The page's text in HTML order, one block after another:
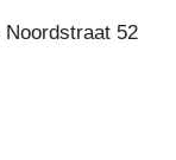
Noordstraat 52